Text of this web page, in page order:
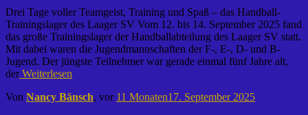
Drei Tage voller Teamgeist, Training und Spaß – das Handball-
Trainingslager des Laager SV Vom 12. bis 14. September 2025 fand
das große Trainingslager der Handballabteilung des Laager SV statt.
Mit dabei waren die Jugendmannschaften der F-, E-, D- und B-
Jugend. Der jüngste Teilnehmer war gerade einmal fünf Jahre alt,
derWeiterlesen
Von Nancy Bänsch, vor 11 Monaten17. September 2025